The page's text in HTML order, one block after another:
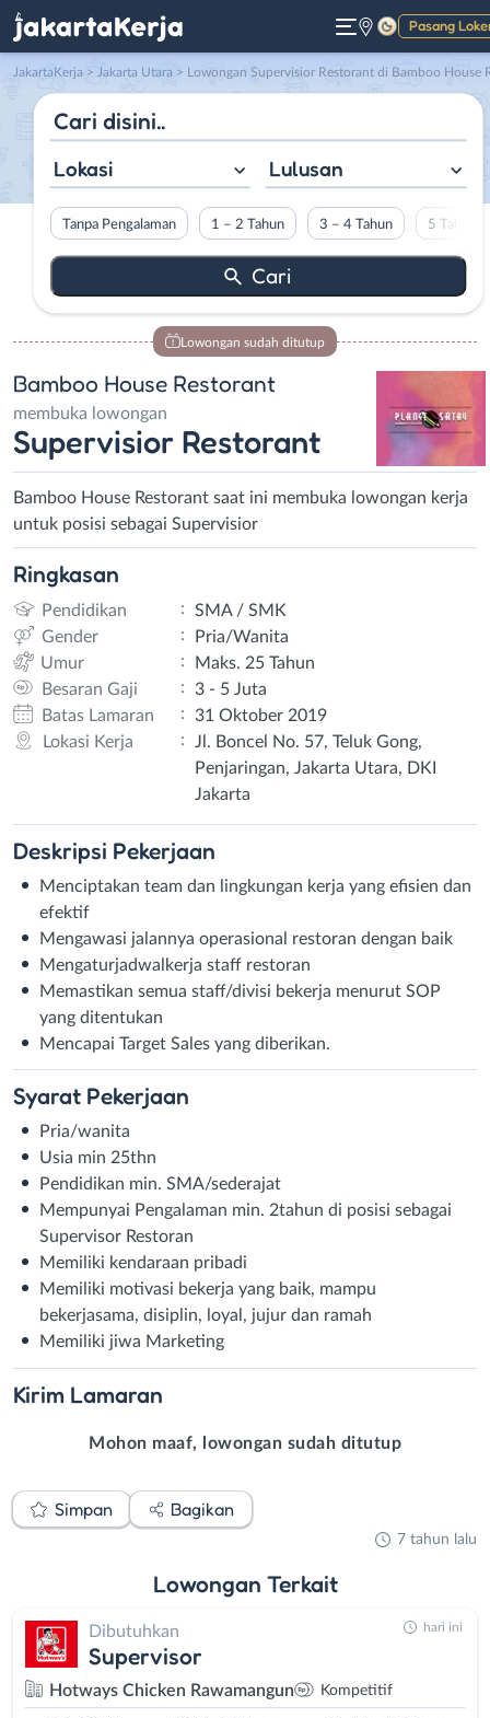
Pasang
Gelap
JakartaKerja > Jakarta Utara > Lowongan Supervisior Restorant di Bamboo House
Lokasi Lulusan
Tanpa Pengalaman 1 – 2 Tahun 3 – 4 Tahun 5 Tahun
Lowongan sudah ditutup
Bamboo House Restorant
membuka lowongan
Supervisior Restorant
Bamboo House Restorant saat ini membuka lowongan kerja
untuk posisi sebagai Supervisior
Ringkasan
Pendidikan :
SMA / SMK
Gender
:
Pria/Wanita
Umur
:
Maks. 25 Tahun
Besaran Gaji
:
3 - 5 Juta
Batas Lamaran
:
31 Oktober 2019
Lokasi Kerja
:
Jl. Boncel No. 57, Teluk Gong,
Penjaringan, Jakarta Utara, DKI
Jakarta
Deskripsi Pekerjaan
Menciptakan team dan lingkungan kerja yang efisien dan
efektif
Mengawasi jalannya operasional restoran dengan baik
Mengaturjadwalkerja staff restoran
Memastikan semua staff/divisi bekerja menurut SOP
yang ditentukan
Mencapai Target Sales yang diberikan.
Syarat Pekerjaan
Pria/wanita
Usia min 25thn
Pendidikan min. SMA/sederajat
Mempunyai Pengalaman min. 2tahun di posisi sebagai
Supervisor Restoran
Memiliki kendaraan pribadi
Memiliki motivasi bekerja yang baik, mampu
bekerjasama, disiplin, loyal, jujur dan ramah
Memiliki jiwa Marketing
Kirim Lamaran
Mohon maaf, lowongan sudah ditutup
Simpan Bagikan
7 tahun lalu
Lowongan Terkait
Dibutuhkan
Supervisor
Hotways Chicken Rawamangun Kompetitif
hari ini